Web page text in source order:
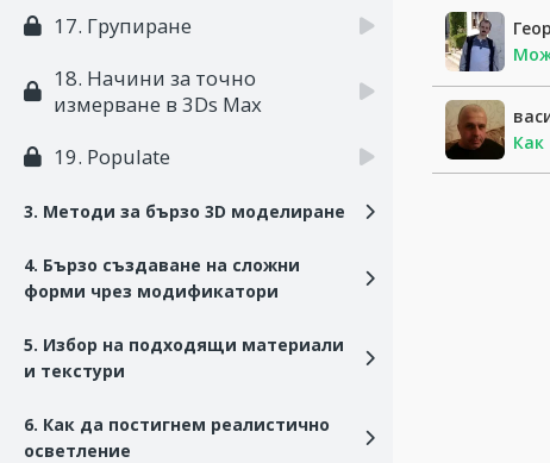
17. Групиране
18. Начини за точно
измерване в 3Ds Max
19. Populate
3. Методи за бързо 3D моделиране
4. Бързо създаване на сложни
форми чрез модификатори
5. Избор на подходящи материали
и текстури
6. Как да постигнем реалистично
осветление
Как